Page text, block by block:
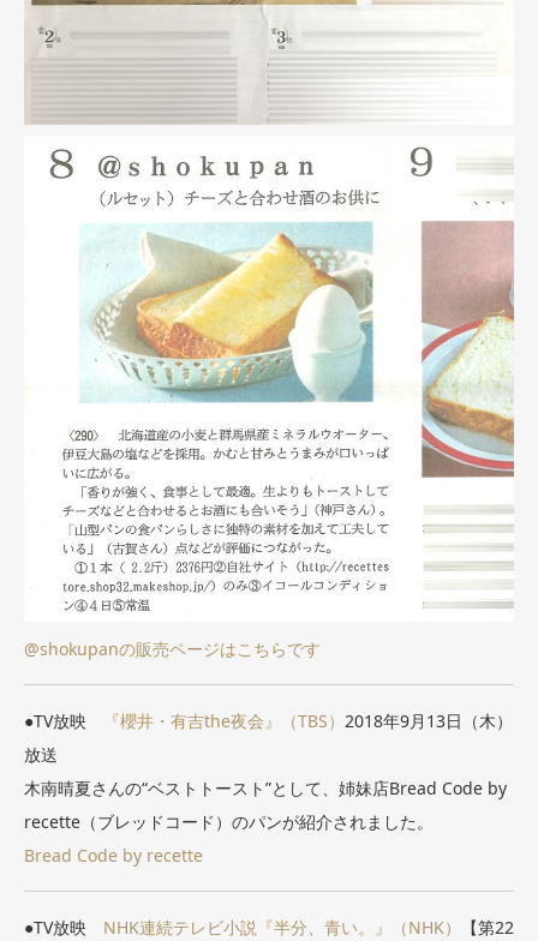
@shokupanの販売ページはこちらです
●TV放映 『櫻井・有吉the夜会』（TBS） 2018年9月13日（木）
放送
木南晴夏さんの“ベストトースト”として、姉妹店Bread Code by
recette（ブレッドコード）のパンが紹介されました。
Bread Code by recette
●TV放映 NHK連続テレビ小説『半分、青い。』（NHK）
【第22